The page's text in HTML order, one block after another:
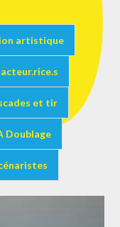
artistique
acteur.rice.s
et tir
Doublage